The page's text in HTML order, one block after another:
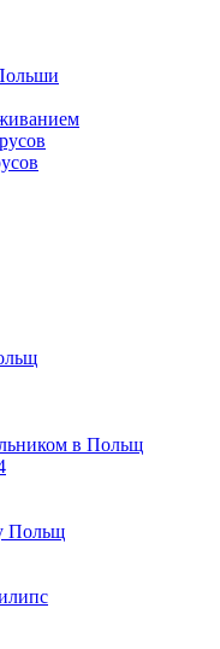
в Польщ
Польщ